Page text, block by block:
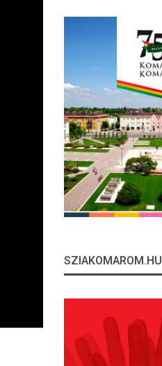
SZIAKOMAROM.HU